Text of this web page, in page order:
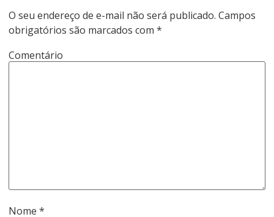
O seu endereço de e-mail não será publicado. Campos
obrigatórios são marcados com*
Comentário
Nome*